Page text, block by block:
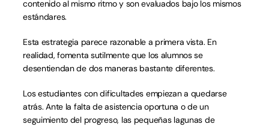
contenido al mismo ritmo y son evaluados bajo los mismos
estándares.
Esta estrategia parece razonable a primera vista. En
realidad, fomenta sutilmente que los alumnos se
desentiendan de dos maneras bastante diferentes.
Los estudiantes con dificultades empiezan a quedarse
atrás. Ante la falta de asistencia oportuna o de un
seguimiento del progreso, las pequeñas lagunas de